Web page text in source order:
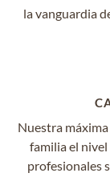
la vanguardia
Nuestra
familia el
profesionales